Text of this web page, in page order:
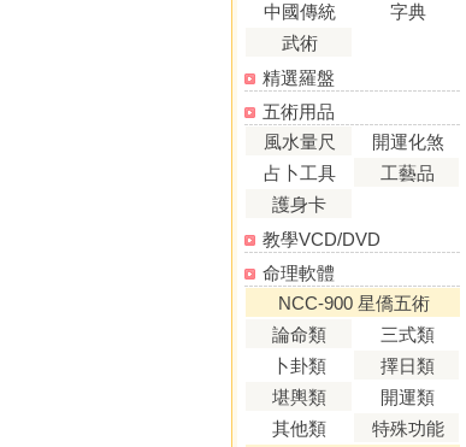
中國傳統
字典
武術
精選羅盤
五術用品
風水量尺
開運化煞
占卜工具
工藝品
護身卡
教學VCD/DVD
命理軟體
NCC-900 星僑五術
論命類
三式類
卜卦類
擇日類
堪輿類
開運類
其他類
特殊功能